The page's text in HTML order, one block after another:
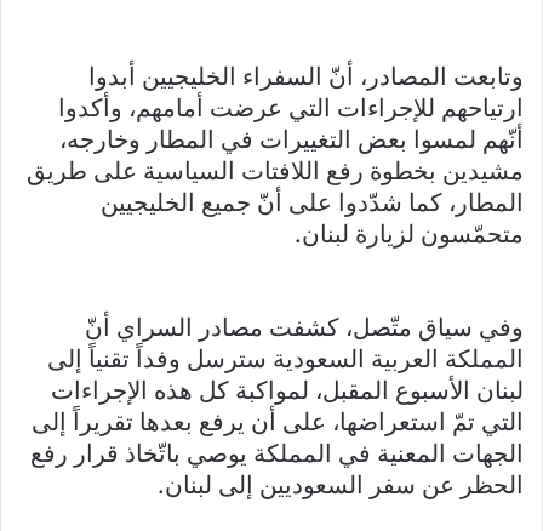
وتابعت المصادر، أنّ السفراء الخليجيين أبدوا
ارتياحهم للإجراءات التي عرضت أمامهم، وأكدوا
أنّهم لمسوا بعض التغييرات في المطار وخارجه،
مشيدين بخطوة رفع اللافتات السياسية على طريق
المطار، كما شدّدوا على أنّ جميع الخليجيين
متحمّسون لزيارة لبنان.
وفي سياق متّصل، كشفت مصادر السراي أنّ
المملكة العربية السعودية سترسل وفداً تقنياً إلى
لبنان الأسبوع المقبل، لمواكبة كل هذه الإجراءات
التي تمّ استعراضها، على أن يرفع بعدها تقريراً إلى
الجهات المعنية في المملكة يوصي باتّخاذ قرار رفع
الحظر عن سفر السعوديين إلى لبنان.